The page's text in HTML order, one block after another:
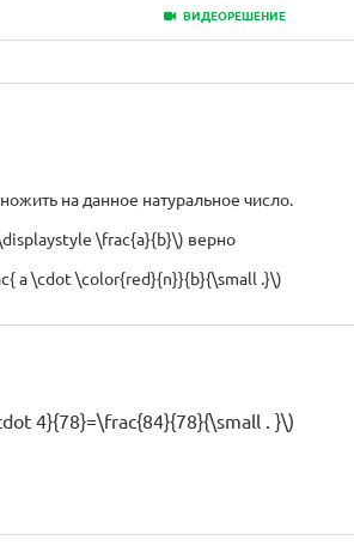
ВИДЕОРЕШЕНИЕ
на данное натуральное число.
\frac{a}{b}\) верно
a \cdot \color{red}{n}}{b}{\small .}\)
4}{78}=\frac{84}{78}{\small . }\)